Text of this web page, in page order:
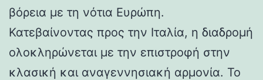
βόρεια με τη νότια Ευρώπη.
Κατεβαίνοντας προς την Ιταλία, η διαδρομή
ολοκληρώνεται με την επιστροφή στην
κλασική και αναγεννησιακή αρμονία. Το